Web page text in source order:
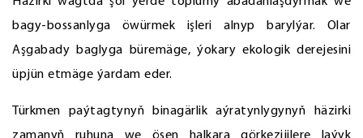
bagy-bossanlyga öwürmek işleri alnyp barylýar. Olar
Aşgabady baglyga büremäge, ýokary ekologik derejesini
üpjün etmäge ýardam eder.
Türkmen paýtagtynyň binagärlik aýratynlygynyň häzirki